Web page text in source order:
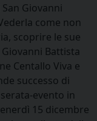
Giovanni
come non
scoprire le sue
Giovanni Battista
Centallo Viva e
successo di
evento in
15 dicembre